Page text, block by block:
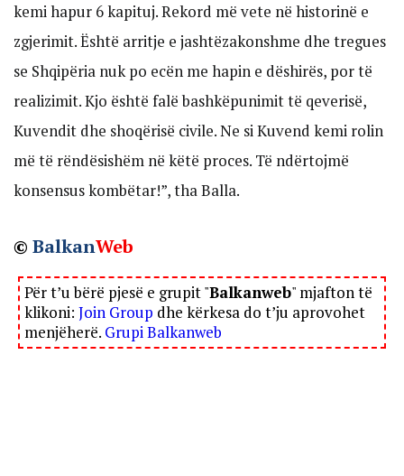
kemi hapur 6 kapituj. Rekord më vete në historinë e
zgjerimit. Është arritje e jashtëzakonshme dhe tregues
se Shqipëria nuk po ecën me hapin e dëshirës, por të
realizimit. Kjo është falë bashkëpunimit të qeverisë,
Kuvendit dhe shoqërisë civile. Ne si Kuvend kemi rolin
më të rëndësishëm në këtë proces. Të ndërtojmë
konsensus kombëtar!”, tha Balla.
© BalkanWeb
Për t’u bërë pjesë e grupit "Balkanweb" mjafton të
klikoni: Join Group dhe kërkesa do t’ju aprovohet
menjëherë. Grupi Balkanweb